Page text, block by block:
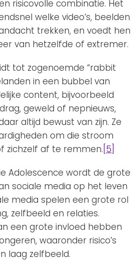
risicovolle combinatie. Het
welke video’s, beelden
trekken, en voedt hen
van hetzelfde of extremer.
tot zogenoemde “rabbit
in een bubbel van
content, bijvoorbeeld
geweld of nepnieuws,
altijd bewust van zijn. Ze
om die stroom
zichzelf af te remmen. [5]
Adolescence wordt de grote
sociale media op het leven
media spelen een grote rol
zelfbeeld en relaties.
een grote invloed hebben
waaronder risico’s
laag zelfbeeld.